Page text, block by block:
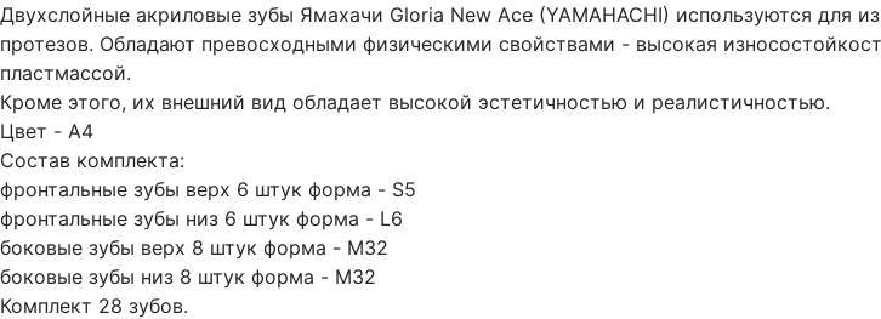
Двухслойные акриловые зубы Ямахачи Gloria New Ace (YAMAHACHI) используются для
протезов. Обладают превосходными физическими свойствами - высокая
пластмассой.
Кроме этого, их внешний вид обладает высокой эстетичностью и реалистичностью.
Цвет - A4
Состав комплекта:
фронтальные зубы верх 6 штук форма - S5
фронтальные зубы низ 6 штук форма - L6
боковые зубы верх 8 штук форма - M32
боковые зубы низ 8 штук форма - M32
Комплект 28 зубов.